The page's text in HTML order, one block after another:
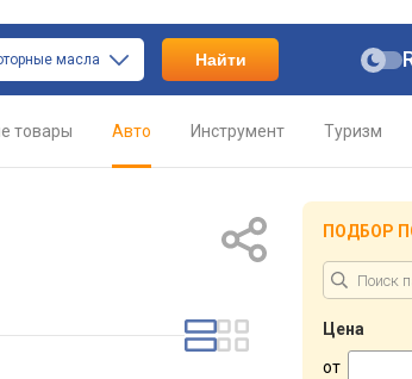
масла Найти
товары Авто Инструмент Туризм
ПОДБОР
Цена
от